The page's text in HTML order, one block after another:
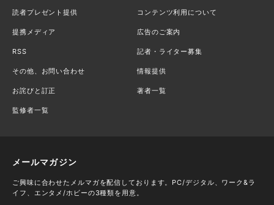
読者プレゼント提供 コンテンツ利用について
提携メディア 広告のご案内
RSS 記者・ライター募集
その他、お問い合わせ 情報提供
お詫びと訂正 著者一覧
監修者一覧
メールマガジン
ご興味に合わせたメルマガを配信しております。PC/デジタル、ワーク&ラ
イフ、エンタメ/ホビーの3種類を用意。